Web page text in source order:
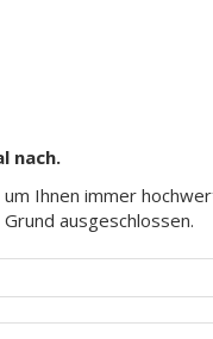
nach.
Ihnen immer
ausgeschlossen.